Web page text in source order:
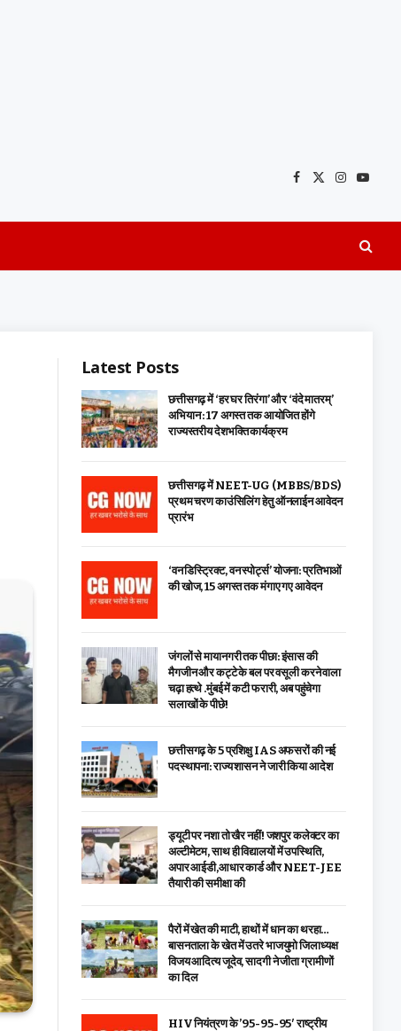
Facebook
X
Instagram
Latest Posts
छत्तीसगढ़ में ‘हर घर तिरंगा’ और ‘वंदे मातरम्’
अभियान : 17 अगस्त तक आयोजित होंगे
राज्यस्तरीय देशभक्ति कार्यक्रम
छत्तीसगढ़ में NEET-UG (MBBS/BDS)
प्रथम चरण काउंसिलिंग हेतु ऑनलाईन आवेदन
प्रारंभ
‘वन डिस्ट्रिक्ट, वन स्पोर्ट्स’ योजना: प्रतिभाओं
की खोज, 15 अगस्त तक मंगाए गए आवेदन
जंगलों से मायानगरी तक पीछा: इंसास की
मैगजीन और कट्टे के बल पर वसूली करने वाला
चढ़ा हत्थे .मुंबई में कटी फरारी, अब पहुंचेगा
सलाखों के पीछे!
छत्तीसगढ़ के 5 प्रशिक्षु IAS अफसरों की नई
पदस्थापना: राज्य शासन ने जारी किया आदेश
ड्यूटी पर नशा तो खैर नहीं! जशपुर कलेक्टर का
अल्टीमेटम, साथ ही विद्यालयों में उपस्थिति,
अपार आईडी,आधार कार्ड और NEET-JEE
तैयारी की समीक्षा की
पैरों में खेत की माटी, हाथों में धान का थरहा…
बासनताला के खेत में उतरे भाजयुमो जिलाध्यक्ष
विजय आदित्य जूदेव, सादगी ने जीता ग्रामीणों
का दिल
HIV नियंत्रण के ’95-95-95′ राष्ट्रीय